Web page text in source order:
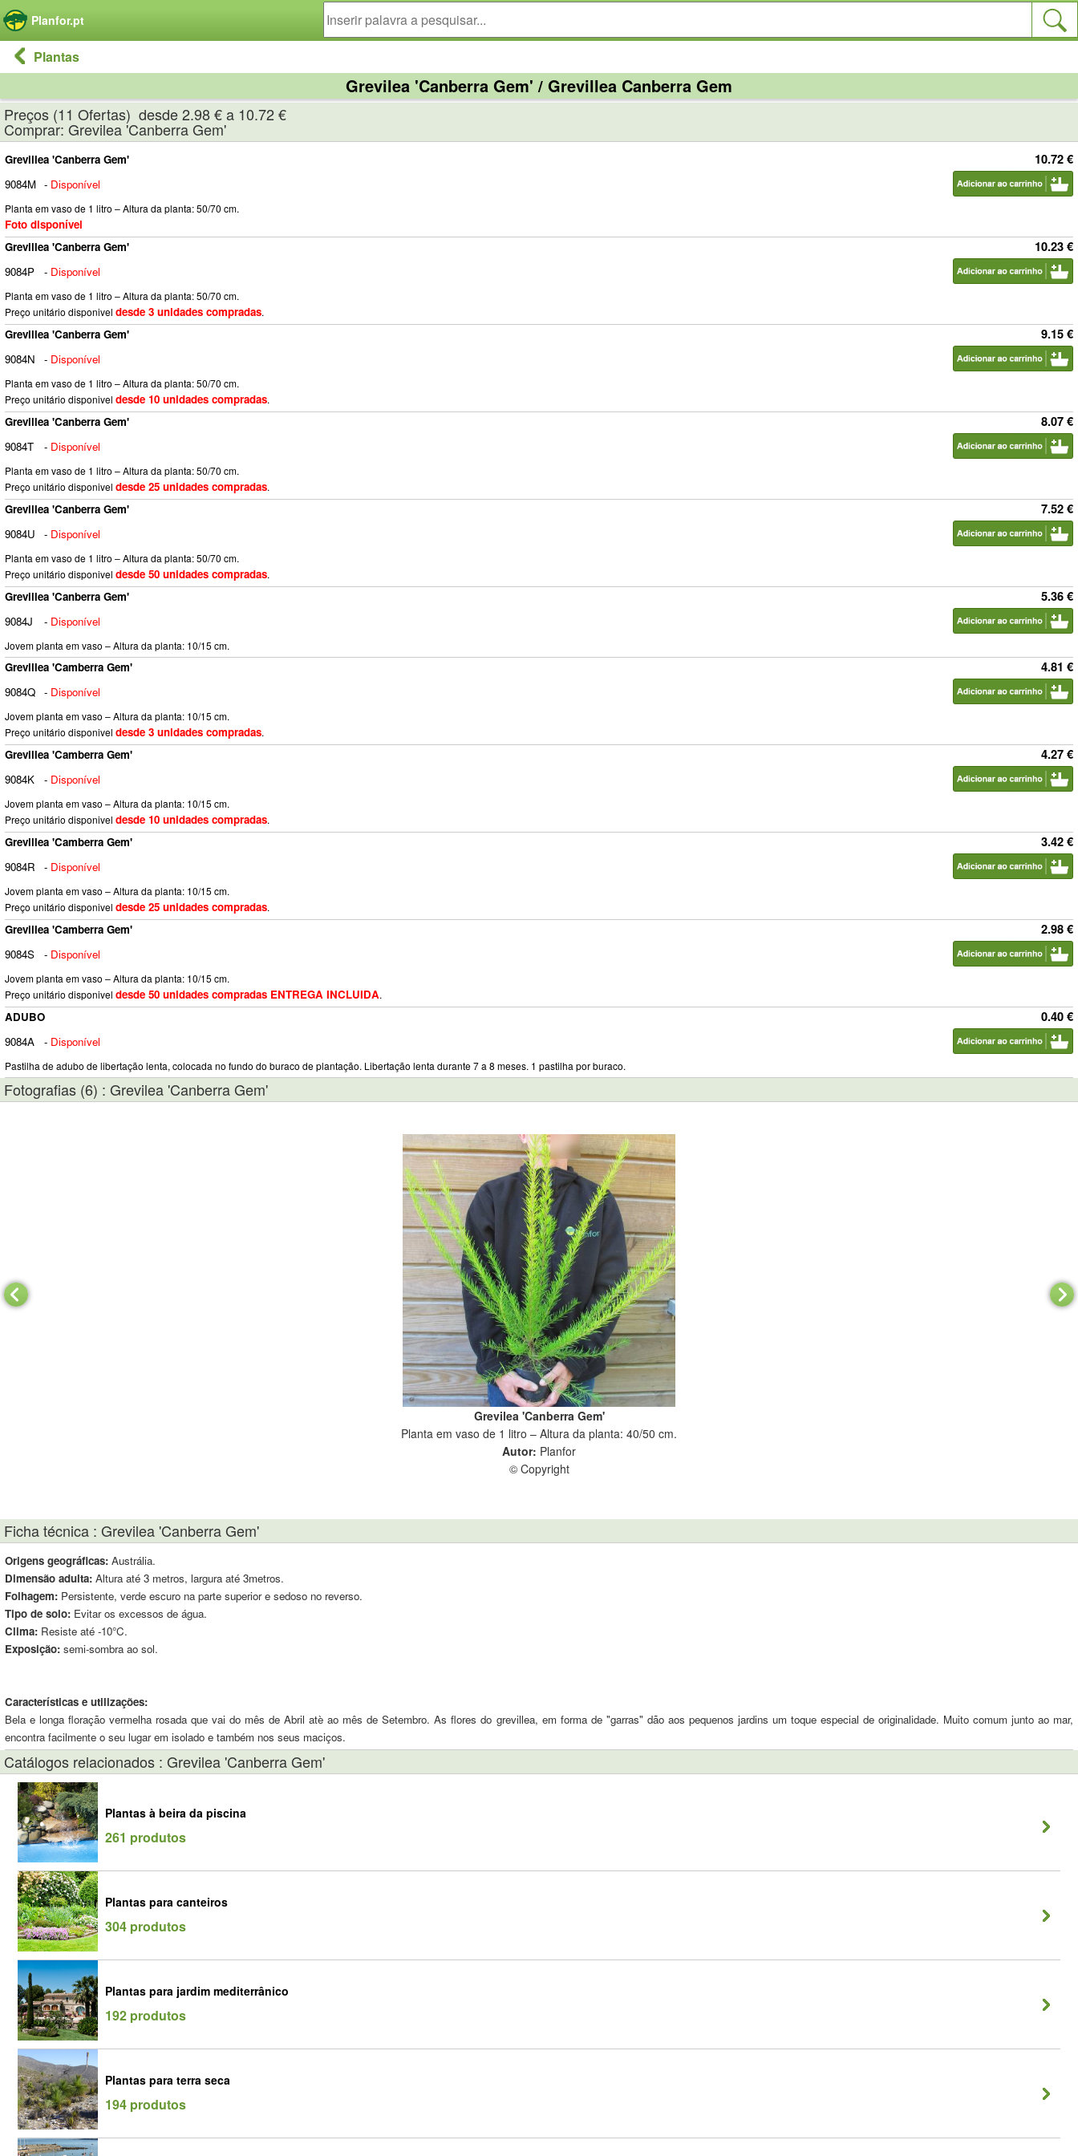
Planfor.pt
Plantas
Grevilea 'Canberra Gem' / Grevillea Canberra Gem
Preços (11 Ofertas) desde 2.98 € a 10.72 €
Comprar: Grevilea 'Canberra Gem'
10.72 €
Grevillea 'Canberra Gem'
9084M - Disponível
Planta em vaso de 1 litro – Altura da planta: 50/70 cm.
Foto disponível
10.23 €
Grevillea 'Canberra Gem'
9084P
- Disponível
Planta em vaso de 1 litro – Altura da planta: 50/70 cm.
Preço unitário disponivel desde 3 unidades compradas.
9.15 €
Grevillea 'Canberra Gem'
9084N
- Disponível
Planta em vaso de 1 litro – Altura da planta: 50/70 cm.
Preço unitário disponivel desde 10 unidades compradas.
8.07 €
Grevillea 'Canberra Gem'
9084T
- Disponível
Planta em vaso de 1 litro – Altura da planta: 50/70 cm.
Preço unitário disponivel desde 25 unidades compradas.
7.52 €
Grevillea 'Canberra Gem'
9084U
- Disponível
Planta em vaso de 1 litro – Altura da planta: 50/70 cm.
Preço unitário disponivel desde 50 unidades compradas.
5.36 €
Grevillea 'Canberra Gem'
9084J
- Disponível
Jovem planta em vaso – Altura da planta: 10/15 cm.
4.81 €
Grevillea 'Camberra Gem'
9084Q - Disponível
Jovem planta em vaso – Altura da planta: 10/15 cm.
Preço unitário disponivel desde 3 unidades compradas.
4.27 €
Grevillea 'Camberra Gem'
9084K
- Disponível
Jovem planta em vaso – Altura da planta: 10/15 cm.
Preço unitário disponivel desde 10 unidades compradas.
3.42 €
Grevillea 'Camberra Gem'
9084R
- Disponível
Jovem planta em vaso – Altura da planta: 10/15 cm.
Preço unitário disponivel desde 25 unidades compradas.
2.98 €
Grevillea 'Camberra Gem'
9084S
- Disponível
Jovem planta em vaso – Altura da planta: 10/15 cm.
Preço unitário disponivel desde 50 unidades compradas ENTREGA INCLUIDA.
0.40 €
ADUBO
9084A
- Disponível
Pastilha de adubo de libertação lenta, colocada no fundo do buraco de plantação. Libertação lenta durante 7 a 8 meses. 1 pastilha por buraco.
Fotografias (6) : Grevilea 'Canberra Gem'
Grevilea 'Canberra Gem'
Planta em vaso de 1 litro – Altura da planta: 40/50 cm.
Autor: Planfor
© Copyright
Ficha técnica : Grevilea 'Canberra Gem'
Origens geográficas: Austrália.
Dimensão adulta: Altura até 3 metros, largura até 3metros.
Folhagem: Persistente, verde escuro na parte superior e sedoso no reverso.
Tipo de solo: Evitar os excessos de água.
Clima: Resiste até -10°C.
Exposição: semi-sombra ao sol.
Características e utilizações:
Bela e longa floração vermelha rosada que vai do mês de Abril atè ao mês de Setembro. As flores do grevillea, em forma de "garras" dão aos pequenos jardins um toque especial de originalidade. Muito comum junto ao mar,
encontra facilmente o seu lugar em isolado e também nos seus maciços.
Catálogos relacionados : Grevilea 'Canberra Gem'
Plantas à beira da piscina
261 produtos
Plantas para canteiros
304 produtos
Plantas para jardim mediterrânico
192 produtos
Plantas para terra seca
194 produtos
Painel de Gerenciamento de Cookies